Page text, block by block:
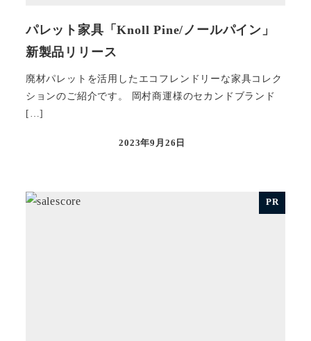
パレット家具「Knoll Pine/ノールパイン」
新製品リリース
廃材パレットを活用したエコフレンドリーな家具コレク
ションのご紹介です。 岡村商運様のセカンドブランド
[…]
投稿日
2023年9月26日
PR